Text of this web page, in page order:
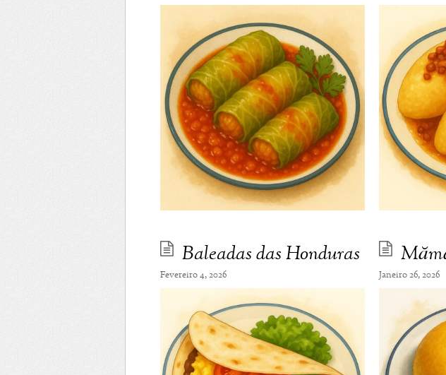
Baleadas das Honduras
Fevereiro 4, 2026 Janeiro 26, 2026